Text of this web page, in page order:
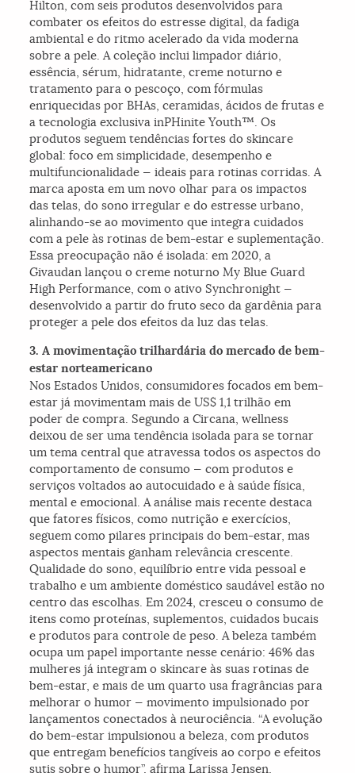
Hilton, com seis produtos desenvolvidos para
combater os efeitos do estresse digital, da fadiga
ambiental e do ritmo acelerado da vida moderna
sobre a pele. A coleção inclui limpador diário,
essência, sérum, hidratante, creme noturno e
tratamento para o pescoço, com fórmulas
enriquecidas por BHAs, ceramidas, ácidos de frutas e
a tecnologia exclusivainPHinite Youth™. Os
produtos seguem tendências fortes do skincare
global: foco em simplicidade, desempenho e
multifuncionalidade — ideais para rotinas corridas. A
marca aposta em um novo olhar para os impactos
das telas, do sono irregular e do estresse urbano,
alinhando-se ao movimento que integra cuidados
com a pele às rotinas de bem-estar e suplementação.
Essa preocupação não é isolada: em 2020, a
Givaudan lançou o creme noturnoMy Blue Guard
High Performance, com o ativo Synchronight —
desenvolvido a partir do fruto seco da gardênia para
proteger a pele dos efeitos da luz das telas.
3. A movimentação trilhardária do mercado de bem-
estar norteamericano
Nos Estados Unidos, consumidores focados em bem-
estar já movimentam mais de US$ 1,1 trilhão em
poder de compra. Segundo a Circana, wellness
deixou de ser uma tendência isolada para se tornar
um tema central que atravessa todos os aspectos do
comportamento de consumo — com produtos e
serviços voltados ao autocuidado e à saúde física,
mental e emocional. A análise mais recente destaca
que fatores físicos, como nutrição e exercícios,
seguem como pilares principais do bem-estar, mas
aspectos mentais ganham relevância crescente.
Qualidade do sono, equilíbrio entre vida pessoal e
trabalho e um ambiente doméstico saudável estão no
centro das escolhas. Em 2024, cresceu o consumo de
itens como proteínas, suplementos, cuidados bucais
e produtos para controle de peso. A beleza também
ocupa um papel importante nesse cenário: 46% das
mulheres já integram o skincare às suas rotinas de
bem-estar, e mais de um quarto usa fragrâncias para
melhorar o humor — movimento impulsionado por
lançamentos conectados à neurociência. “A evolução
do bem-estar impulsionou a beleza, com produtos
que entregam benefícios tangíveis ao corpo e efeitos
sutis sobre o humor”, afirma Larissa Jensen,